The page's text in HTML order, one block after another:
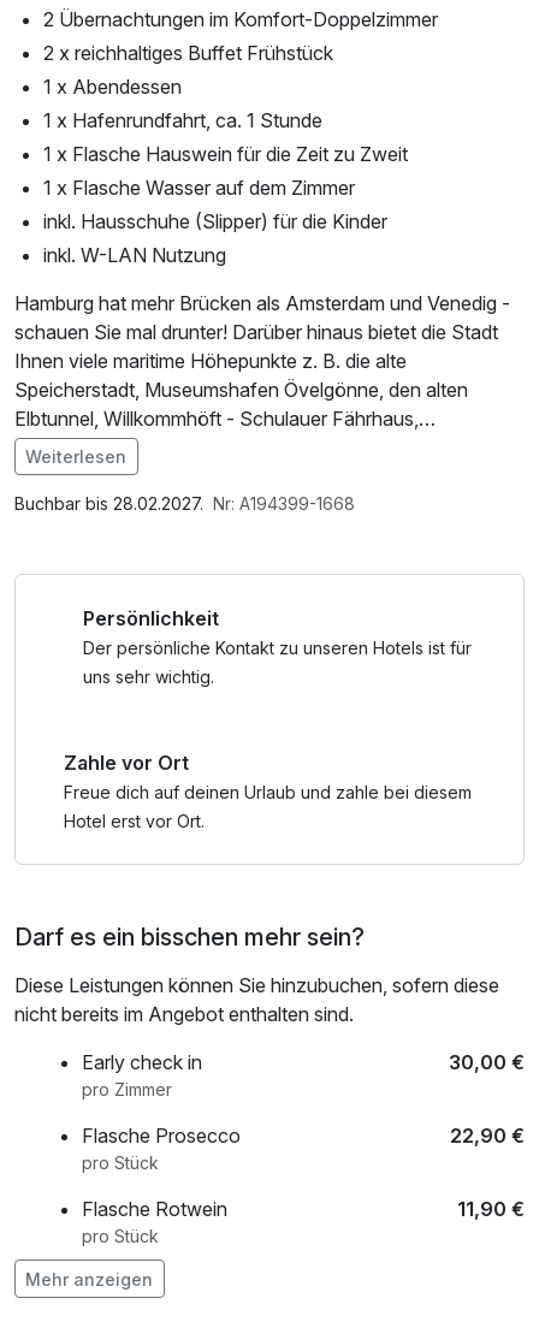
2 Übernachtungen im Komfort-Doppelzimmer
2 x reichhaltiges Buffet Frühstück
1 x Abendessen
1 x Hafenrundfahrt, ca. 1 Stunde
1 x Flasche Hauswein für die Zeit zu Zweit
1 x Flasche Wasser auf dem Zimmer
inkl. Hausschuhe (Slipper) für die Kinder
inkl. W-LAN Nutzung
Hamburg hat mehr Brücken als Amsterdam und Venedig -
schauen Sie mal drunter! Darüber hinaus bietet die Stadt
Ihnen viele maritime Höhepunkte z. B. die alte
Speicherstadt, Museumshafen Övelgönne, den alten
Elbtunnel, Willkommhöft - Schulauer Fährhaus,
Windjammer Rickmer Rickmers, Cap San Diego, Altonaer
Museum, Museum für Hamburgische Geschichte u. v. m.
Im Angebot enthalten
1 Flasche Mineralwasser, W-LAN Nutzung /
Weiterlesen
Buchbar bis 28.02.2027. Nr: A194399-1668
Persönlichkeit
Der persönliche Kontakt zu unseren Hotels ist für
uns sehr wichtig.
Zahle vor Ort
Freue dich auf deinen Urlaub und zahle bei diesem
Hotel erst vor Ort.
Darf es ein bisschen mehr sein?
Diese Leistungen können Sie hinzubuchen, sofern diese
nicht bereits im Angebot enthalten sind.
Early check in
30,00 €
pro Zimmer
Flasche Prosecco 22,90 €
pro Stück
Flasche Rotwein 11,90 €
pro Stück
Flasche Weisswein
Mehr anzeigen